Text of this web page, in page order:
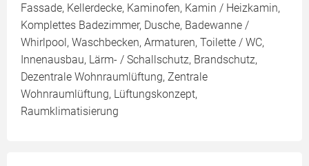
Fassade, Kellerdecke, Kaminofen, Kamin / Heizkamin,
Komplettes Badezimmer, Dusche, Badewanne /
Whirlpool, Waschbecken, Armaturen, Toilette / WC,
Innenausbau, Lärm- / Schallschutz, Brandschutz,
Dezentrale Wohnraumlüftung, Zentrale
Wohnraumlüftung, Lüftungskonzept,
Raumklimatisierung